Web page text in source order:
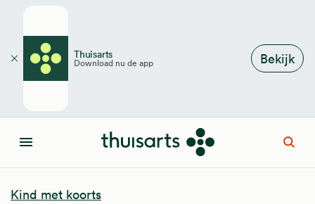
Thuisarts
Download nu de app Bekijk
Sluiten
Menu
Kind met koorts